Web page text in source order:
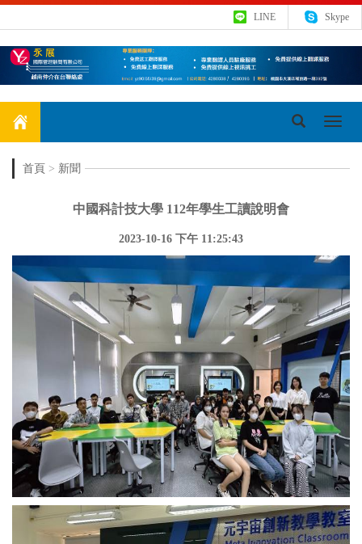
LINE Skype
首頁 > 新聞
中國科計技大學 112年學生工讀說明會
2023-10-16 下午 11:25:43